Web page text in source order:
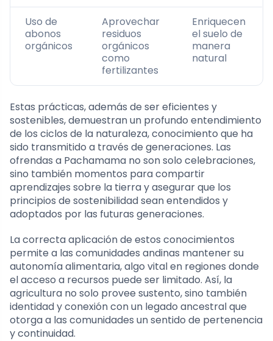
Uso de
abonos
orgánicos
Aprovechar
residuos
orgánicos
como
fertilizantes
Enriquecen
el suelo de
manera
natural
Estas prácticas, además de ser eficientes y
sostenibles, demuestran un profundo entendimiento
de los ciclos de la naturaleza, conocimiento que ha
sido transmitido a través de generaciones. Las
ofrendas a Pachamama no son solo celebraciones,
sino también momentos para compartir
aprendizajes sobre la tierra y asegurar que los
principios de sostenibilidad sean entendidos y
adoptados por las futuras generaciones.
La correcta aplicación de estos conocimientos
permite a las comunidades andinas mantener su
autonomía alimentaria, algo vital en regiones donde
el acceso a recursos puede ser limitado. Así, la
agricultura no solo provee sustento, sino también
identidad y conexión con un legado ancestral que
otorga a las comunidades un sentido de pertenencia
y continuidad.